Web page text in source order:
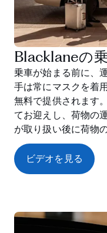
Blacklaneの
乗車が始まる前に、
手は常にマスクを着
無料で提供されます
てお迎えし、荷物の
が取り扱い後に荷物
ビデオを見る